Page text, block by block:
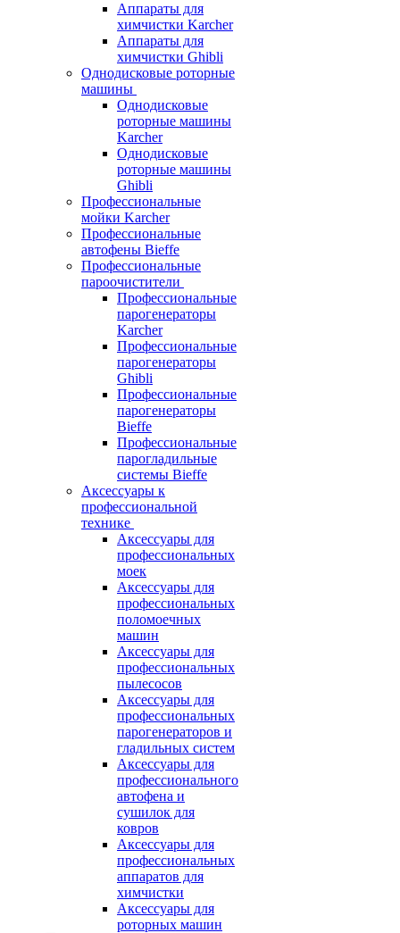
Аппараты для
химчистки Karcher
Аппараты для
химчистки Ghibli
Однодисковые роторные
машины
Однодисковые
роторные машины
Karcher
Однодисковые
роторные машины
Ghibli
Профессиональные
мойки Karcher
Профессиональные
автофены Bieffe
Профессиональные
пароочистители
Профессиональные
парогенераторы
Karcher
Профессиональные
парогенераторы
Ghibli
Профессиональные
парогенераторы
Bieffe
Профессиональные
парогладильные
системы Bieffe
Аксессуары к
профессиональной
технике
Аксессуары для
профессиональных
моек
Аксессуары для
профессиональных
поломоечных
машин
Аксессуары для
профессиональных
пылесосов
Аксессуары для
профессиональных
парогенераторов и
гладильных систем
Аксессуары для
профессионального
автофена и
сушилок для
ковров
Аксессуары для
профессиональных
аппаратов для
химчистки
Аксессуары для
роторных машин